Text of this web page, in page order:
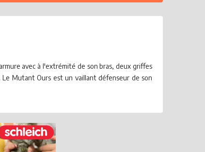
avec à l'extrémité de son bras, deux griffes
Mutant Ours est un vaillant défenseur de son